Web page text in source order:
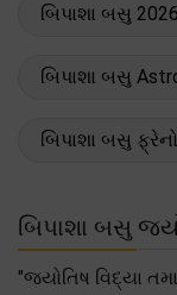
બિપાશા બસુ
બિપાશા બસુ
બિપાશા બસુ
બિપાશા બસુ
"જ્યોતિષ વિદ્યા